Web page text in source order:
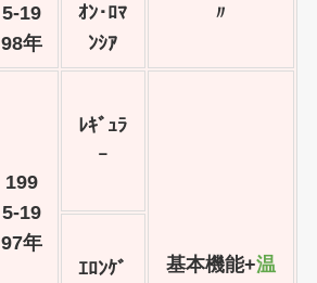
5-19
98年
ｵﾝ･ﾛﾏ
ﾝｼｱ
〃
199
5-19
97年
ﾚｷﾞｭﾗ
ｰ
基本機能+温
ｴﾛﾝｹﾞ